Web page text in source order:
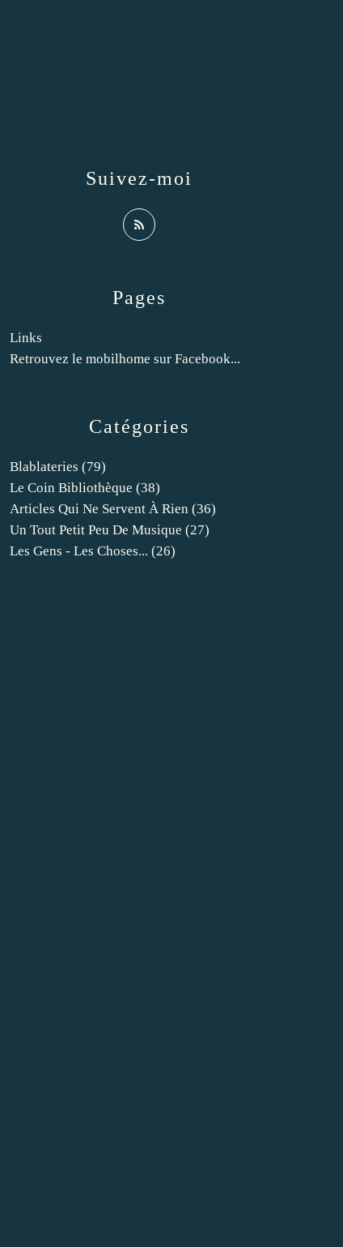
Catégories
Blablateries (79)
Le Coin Bibliothèque (38)
Articles Qui Ne Servent À Rien (36)
Un Tout Petit Peu De Musique (27)
Les Gens - Les Choses... (26)
Pages
Links
Retrouvez le mobilhome sur Facebook...
Suivez-moi